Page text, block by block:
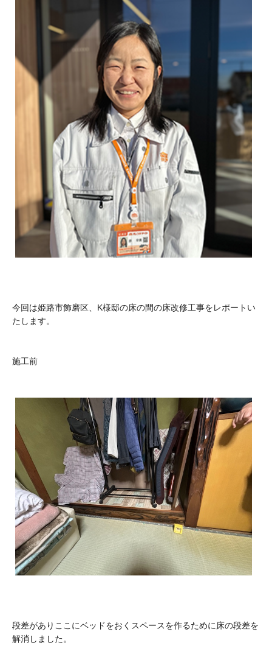
今回は姫路市飾磨区、K様邸の床の間の床改修工事をレポートい
たします。
施工前
段差がありここにベッドをおくスペースを作るために床の段差を
解消しました。